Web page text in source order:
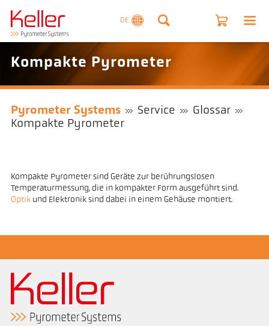
DE
Kompakte Pyrometer
Pyrometer Systems Service
Glossar
Kompakte Pyrometer
Kompakte Pyrometer sind Geräte zur berührungslosen
Temperaturmessung, die in kompakter Form ausgeführt sind.
Optikund Elektronik sind dabei in einem Gehäuse montiert.